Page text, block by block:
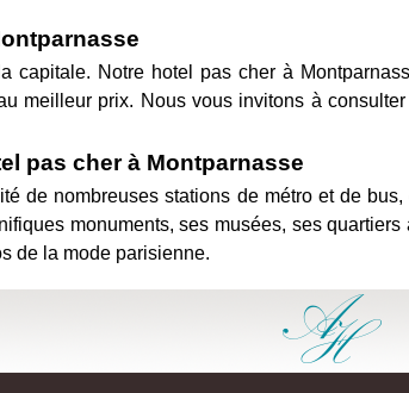
capitale. Notre hotel pas cher à
meilleur prix. Nous vous invitons à
pas cher à Montparnasse
de nombreuses stations de métro et de
monuments, ses musées, ses
de la mode parisienne.